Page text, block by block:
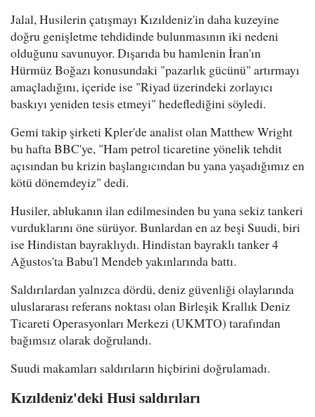
Jalal, Husilerin çatışmayı Kızıldeniz'in daha kuzeyine
doğru genişletme tehdidinde bulunmasının iki nedeni
olduğunu savunuyor. Dışarıda bu hamlenin İran'ın
Hürmüz Boğazı konusundaki "pazarlık gücünü" artırmayı
amaçladığını, içeride ise "Riyad üzerindeki zorlayıcı
baskıyı yeniden tesis etmeyi" hedeflediğini söyledi.
Gemi takip şirketi Kpler'de analist olan Matthew Wright
bu hafta BBC'ye, "Ham petrol ticaretine yönelik tehdit
açısından bu krizin başlangıcından bu yana yaşadığımız en
kötü dönemdeyiz" dedi.
Husiler, ablukanın ilan edilmesinden bu yana sekiz tankeri
vurduklarını öne sürüyor. Bunlardan en az beşi Suudi, biri
ise Hindistan bayraklıydı. Hindistan bayraklı tanker 4
Ağustos'ta Babu'l Mendeb yakınlarında battı.
Saldırılardan yalnızca dördü, deniz güvenliği olaylarında
uluslararası referans noktası olan Birleşik Krallık Deniz
Ticareti Operasyonları Merkezi (UKMTO) tarafından
bağımsız olarak doğrulandı.
Suudi makamları saldırıların hiçbirini doğrulamadı.
Kızıldeniz'deki Husi saldırıları